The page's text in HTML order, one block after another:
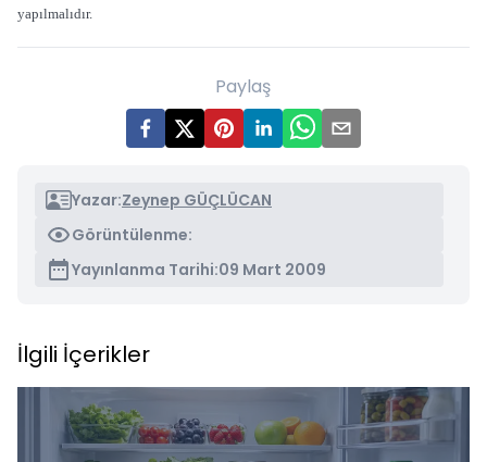
yapılmalıdır.
Paylaş
Yazar:Zeynep GÜÇLÜCAN
Görüntülenme:
Yayınlanma Tarihi:09 Mart 2009
İlgili İçerikler